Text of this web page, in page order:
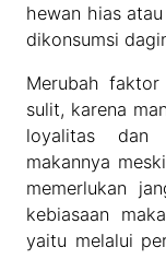
hewan hias
dikonsumsi
Merubah faktor
sulit, karena
loyalitas dan
makannya
memerlukan
kebiasaan
yaitu melalui